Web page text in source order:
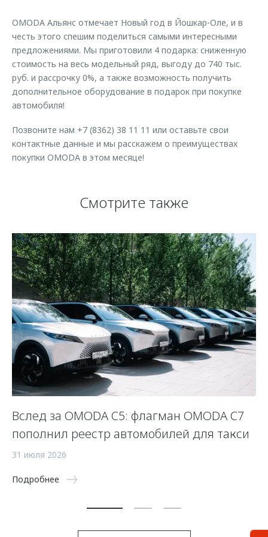
Кредитный калькулятор
Аксессуары
Одежда и сувениры
Оригинальные аксессуары
Запчасти
Трейд-ин
Калькулятор трейд-ин
O&J Автоклуб
Клуб владельцев OMODA
Приложение O&J
Аксессуары
Оригинальные аксессуары
Запчасти
OMODA Альянс отмечает Новый год в Йошкар-Оле, и в
честь этого спешим поделиться самыми интересными
предложениями. Мы приготовили 4 подарка: сниженную
стоимость на весь модельный ряд, выгоду до 740 тыс.
руб. и рассрочку 0%, а также возможность получить
дополнительное оборудование в подарок при покупке
автомобиля!
Позвоните нам +7 (8362) 38 11 11 или оставьте свои
контактные данные и мы расскажем о преимуществах
покупки OMODA в этом месяце!
Смотрите также
Вслед за OMODA C5: флагман OMODA C7
пополнил реестр автомобилей для такси
31 июля 2026
Подробнее